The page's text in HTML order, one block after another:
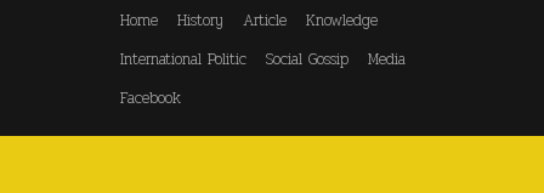
Home
History Article
Knowledge
International Politic
Social Gossip
Media
Facebook